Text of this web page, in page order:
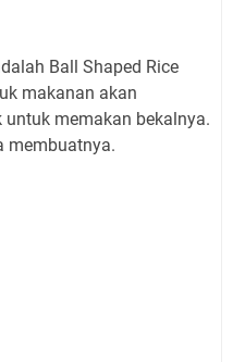
Ball Shaped Rice
makanan akan
memakan bekalnya.
membuatnya.